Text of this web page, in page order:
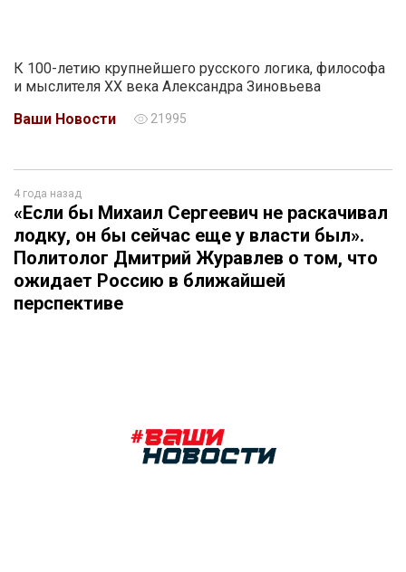
К 100-летию крупнейшего русского логика, философа
и мыслителя ХХ века Александра Зиновьева
Ваши Новости
21995
4 года назад
«Если бы Михаил Сергеевич не раскачивал
лодку, он бы сейчас еще у власти был».
Политолог Дмитрий Журавлев о том, что
ожидает Россию в ближайшей
перспективе